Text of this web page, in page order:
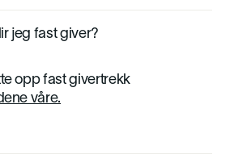
jeg fast giver?
opp fast givertrekk
våre.